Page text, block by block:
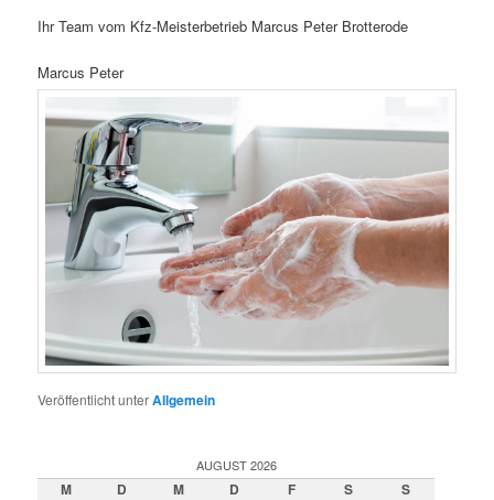
Ihr Team vom Kfz-Meisterbetrieb Marcus Peter Brotterode
Marcus Peter
Veröffentlicht unterAllgemein
AUGUST 2026
M D M D F S S